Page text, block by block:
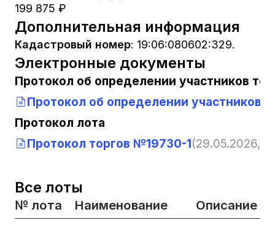
199 875 ₽
Дополнительная информация
Кадастровый номер: 19:06:080602:329.
Электронные документы
Протокол об определении участников
Протокол об определении участников
Протокол лота
Протокол торгов №19730-1(29.05.2026,
Все лоты
№ лота Наименование Описание